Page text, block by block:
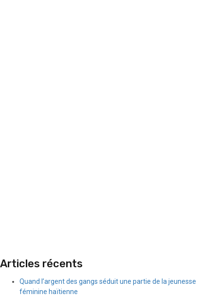
Articles récents
Quand l’argent des gangs séduit une partie de la jeunesse
féminine haïtienne